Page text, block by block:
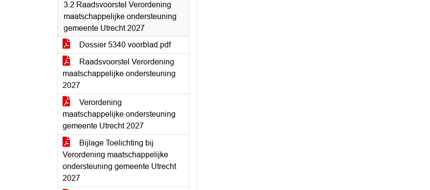
3.2 Raadsvoorstel Verordening
maatschappelijke ondersteuning
gemeente Utrecht 2027
Dossier 5340 voorblad.pdf
Raadsvoorstel Verordening
maatschappelijke ondersteuning
2027
Verordening
maatschappelijke ondersteuning
gemeente Utrecht 2027
Bijlage Toelichting bij
Verordening maatschappelijke
ondersteuning gemeente Utrecht
2027